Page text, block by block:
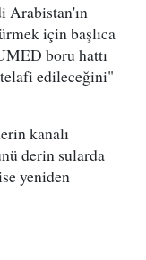
Arabistan'ın
için başlıca
boru hattı
telafi edileceğini"
kanalı
derin sularda
yeniden